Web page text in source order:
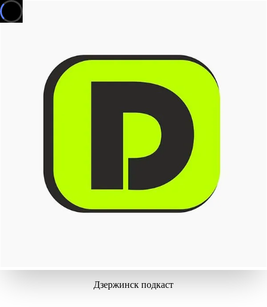
Дзержинск подкаст